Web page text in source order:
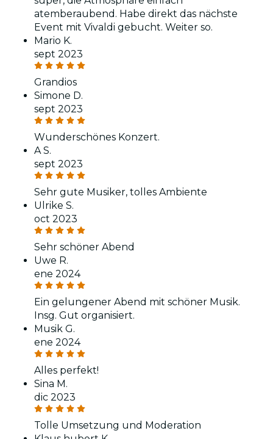
atemberaubend. Habe direkt das nächste
Event mit Vivaldi gebucht. Weiter so.
Mario K.
sept 2023
Grandios
Simone D.
sept 2023
Wunderschönes Konzert.
A S.
sept 2023
Sehr gute Musiker, tolles Ambiente
Ulrike S.
oct 2023
Sehr schöner Abend
Uwe R.
ene 2024
Ein gelungener Abend mit schöner Musik.
Insg. Gut organisiert.
Musik G.
ene 2024
Alles perfekt!
Sina M.
dic 2023
Tolle Umsetzung und Moderation